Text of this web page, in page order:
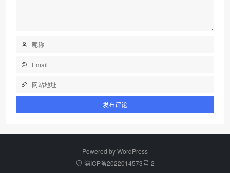
Powered byWordPress
渝ICP备2022014573号-2